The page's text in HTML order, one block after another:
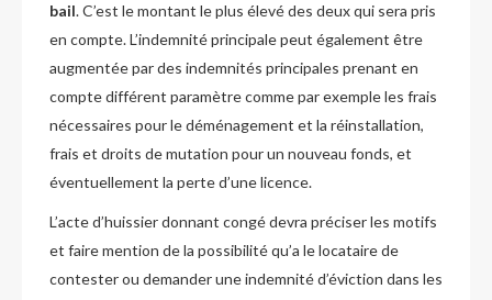
bail. C’est le montant le plus élevé des deux qui sera pris
en compte. L’indemnité principale peut également être
augmentée par des indemnités principales prenant en
compte différent paramètre comme par exemple les frais
nécessaires pour le déménagement et la réinstallation,
frais et droits de mutation pour un nouveau fonds, et
éventuellement la perte d’une licence.
L’acte d’huissier donnant congé devra préciser les motifs
et faire mention de la possibilité qu’a le locataire de
contester ou demander une indemnité d’éviction dans les